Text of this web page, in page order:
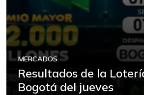
MERCADOS
Resultados de la
Bogotá del jueves